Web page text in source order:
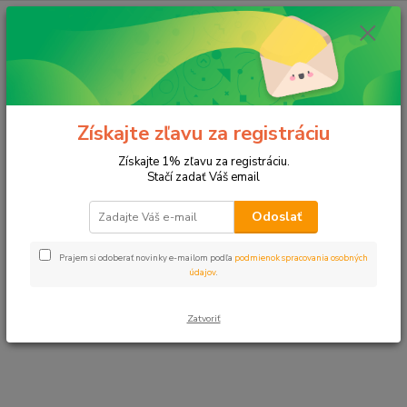
E-shop momentálne prechádza úpravami.
Čoskoro sa vrátime. Ďakujeme za
pochopenie.
Získajte zľavu za registráciu
Získajte 1% zľavu za registráciu.
Stačí zadať Váš email
Odoslať
Prajem si odoberať novinky e-mailom podľa podmienok spracovania osobných
údajov.
Zatvoriť